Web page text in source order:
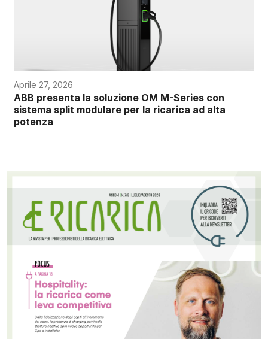
Aprile 27, 2026
ABB presenta la soluzione OM M-Series con
sistema split modulare per la ricarica ad alta
potenza